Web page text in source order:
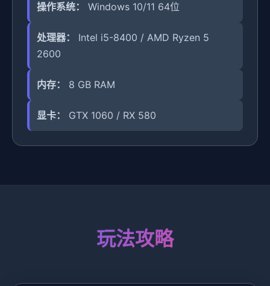
操作系统： Windows 10/11 64位
处理器：
Intel i5-8400 / AMD Ryzen 5
2600
内存： 8 GB RAM
显卡： GTX 1060 / RX 580
玩法攻略